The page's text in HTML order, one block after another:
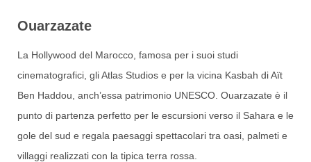
Ouarzazate
La Hollywood del Marocco, famosa per i suoi studi
cinematografici, gli Atlas Studios e per la vicina Kasbah di Aït
Ben Haddou, anch’essa patrimonio UNESCO. Ouarzazate è il
punto di partenza perfetto per le escursioni verso il Sahara e le
gole del sud e regala paesaggi spettacolari tra oasi, palmeti e
villaggi realizzati con la tipica terra rossa.